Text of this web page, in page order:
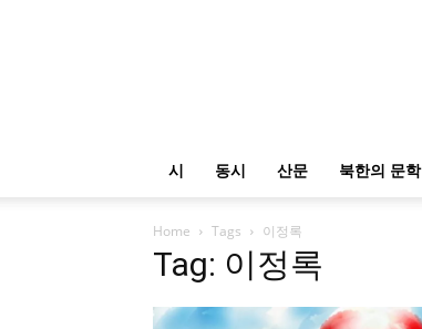
시 동시 산문 북한의 문학
Home Tags 이정록
Tag: 이정록